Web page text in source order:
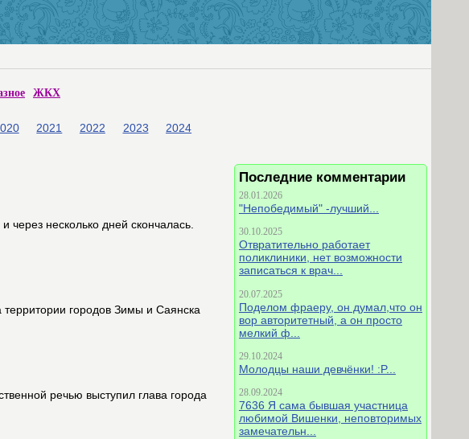
ЖКХ
Последние комментарии
28.01.2026
"Непобедимый" -лучший...
30.10.2025
Отвратительно работает
поликлиники, нет возможности
записаться к врач...
20.07.2025
Поделом фраеру, он думал,что он
вор авторитетный, а он просто
мелкий ф...
29.10.2024
Молодцы наши девчёнки! :P...
28.09.2024
7636 Я сама бывшая участница
любимой Вишенки, неповторимых
замечательн...
2021 2022 2023
2024
несколько дней скончалась.
городов Зимы и Саянска
речью выступил глава города